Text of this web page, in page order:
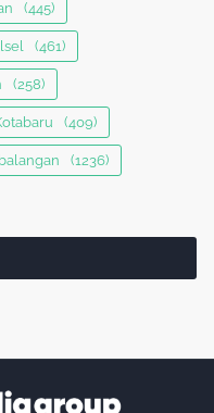
(445)
(461)
(258)
(409)
(1236)